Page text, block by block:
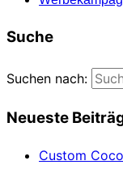
Suche
Suchen nach:
Neueste
Custom